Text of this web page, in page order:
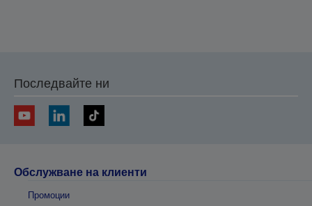
Последвайте ни
Обслужване на клиенти
Промоции